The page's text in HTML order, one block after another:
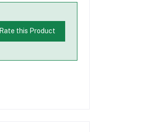
Rate this Product